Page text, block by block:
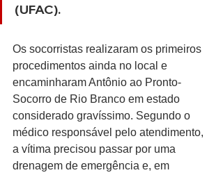
(UFAC).
Os socorristas realizaram os primeiros
procedimentos ainda no local e
encaminharam Antônio ao Pronto-
Socorro de Rio Branco em estado
considerado gravíssimo. Segundo o
médico responsável pelo atendimento,
a vítima precisou passar por uma
drenagem de emergência e, em